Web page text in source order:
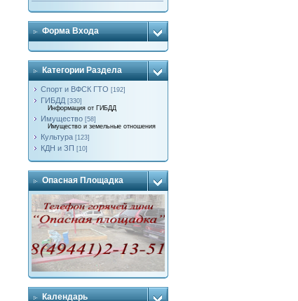
Форма Входа
Категории Раздела
Спорт и ВФСК ГТО [192]
ГИБДД [330]
Информация от ГИБДД
Имущество [58]
Имущество и земельные отношения
Культура [123]
КДН и ЗП [10]
Опасная Площадка
Календарь